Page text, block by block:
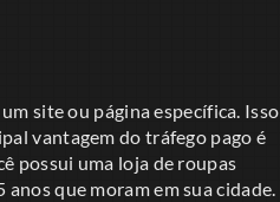
site ou página específica. Isso
vantagem do tráfego pago é
possui uma loja de roupas
que moram em sua cidade.